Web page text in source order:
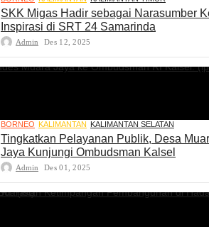
SKK Migas Hadir sebagai Narasumber
Inspirasi di SRT 24 Samarinda
Admin Des 12, 2025
BORNEO KALIMANTAN KALIMANTAN SELATAN
Tingkatkan Pelayanan Publik, Desa
Jaya Kunjungi Ombudsman Kalsel
Admin Des 01, 2025